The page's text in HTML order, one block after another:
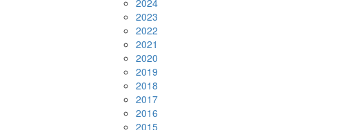
2024
2023
2022
2021
2020
2019
2018
2017
2016
2015